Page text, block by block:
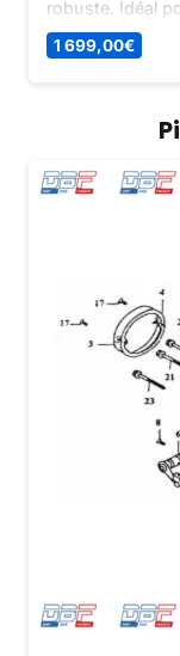
robuste. Idéal
ce quad vous
pleine nature en
1 699,00€